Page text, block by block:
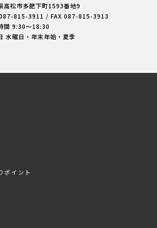
高松市多肥下町1593番地9
815-3911 / FAX 087-815-3913
間 9:30〜18:30
水曜日・年末年始・夏季
ポイント